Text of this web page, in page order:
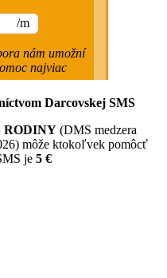
Darcovskej SMS
RODINY (DMS medzera
môže ktokoľvek pomôcť
je 5 €